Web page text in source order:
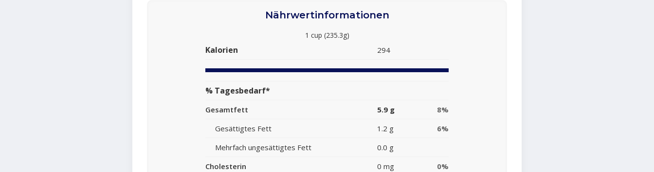
Nährwertinformationen
1 cup (235.3g)
Kalorien 294
% Tagesbedarf*
Gesamtfett 5.9 g
8%
Gesättigtes Fett
1.2 g
6%
Mehrfach ungesättigtes Fett
0.0 g
Cholesterin
0 mg
0%